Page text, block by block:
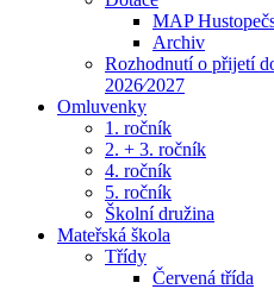
MAP
Archiv
Rozhodnutí o přijetí
2026⁄2027
Omluvenky
1. ročník
2. + 3. ročník
4. ročník
5. ročník
Školní družina
Mateřská škola
Třídy
Červená třída